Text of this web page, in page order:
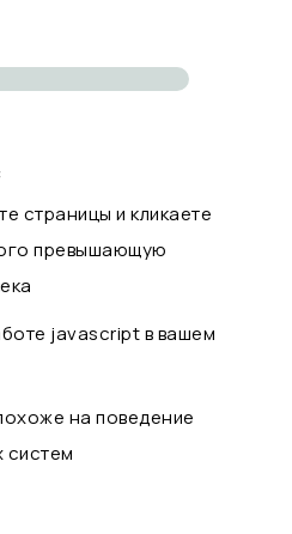
страницы и кликаете
превышающую
javascript в вашем
на поведение
систем